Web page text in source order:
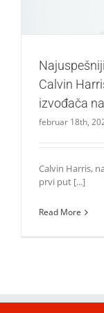
Calvin
izvođača
februar 18th,
Calvin Harris,
prvi put [...]
Read More